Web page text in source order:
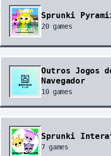
Sprunki
20games
Outros Jogos
Navegador
10games
Sprunki
7games